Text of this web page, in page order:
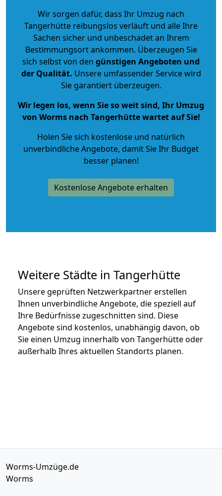
Wir sorgen dafür, dass Ihr Umzug nach
Tangerhütte reibungslos verläuft und alle Ihre
Sachen sicher und unbeschadet an Ihrem
Bestimmungsort ankommen. Überzeugen Sie
sich selbst von den günstigen Angeboten und
der Qualität. Unsere umfassender Service wird
Sie garantiert überzeugen.
Wir legen los, wenn Sie so weit sind, Ihr Umzug
von Worms nach Tangerhütte wartet auf Sie!
Holen Sie sich kostenlose und natürlich
unverbindliche Angebote, damit Sie Ihr Budget
besser planen!
Kostenlose Angebote erhalten
Weitere Städte in Tangerhütte
Unsere geprüften Netzwerkpartner erstellen
Ihnen unverbindliche Angebote, die speziell auf
Ihre Bedürfnisse zugeschnitten sind. Diese
Angebote sind kostenlos, unabhängig davon, ob
Sie einen Umzug innerhalb von Tangerhütte oder
außerhalb Ihres aktuellen Standorts planen.
Worms-Umzüge.de
Worms